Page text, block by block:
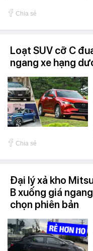
Chia sẻ
Loạt SUV cỡ C
ngang xe hạng
Chia sẻ
Đại lý xả kho
B xuống giá
chọn phiên bản